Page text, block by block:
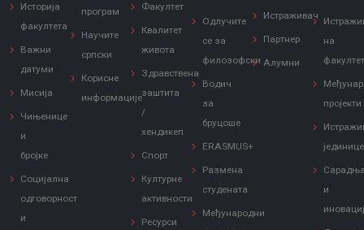
Историја
факултета
Важни
датуми
Мисија
Чињенице
и
бројке
Социјална
одговорност
и
програм
Научите
српски
Корисне
информације
Факултет
Квалитет
живота
Здравствена
заштита
/
хендикеп
Спорт
Културне
активности
Ресурси
Одлучите
се за
филозофски
Водич
за
бруцоше
ERASMUS+
Размена
студената
Међународни
Истраживач
Партнер
Алумни
на
пројекти
јединице
и